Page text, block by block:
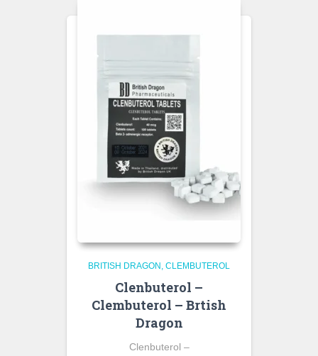
BRITISH DRAGON CLEMBUTEROL
Clenbuterol –
Clembuterol – Brtish
Dragon
Clenbuterol –